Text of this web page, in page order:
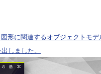
形に関連するオブジェクトモ
しました。